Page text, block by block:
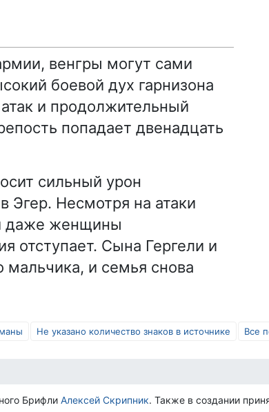
венгры могут сами
боевой дух гарнизона
и продолжительный
попадает двенадцать
сильный урон
Эгер. Несмотря на атаки
даже женщины
отступает. Сына Гергели и
мальчика, и семья снова
Не указано количество знаков в источнике Все
Брифли Алексей Скрипник. Также в создании